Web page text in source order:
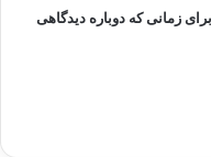
زمانی که دوباره دیدگاهی